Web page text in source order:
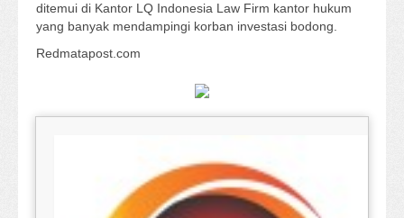
ditemui di Kantor LQ Indonesia Law Firm kantor hukum
yang banyak mendampingi korban investasi bodong.
Redmatapost.com